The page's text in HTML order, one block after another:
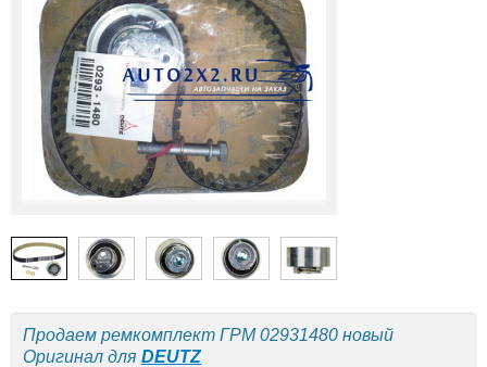
Продаем ремкомплект ГРМ 02931480 новый
Оригинал для DEUTZ